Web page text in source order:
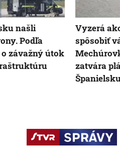
našli
Podľa
závažný útok
Vyzerá
spôsobiť
zatvára